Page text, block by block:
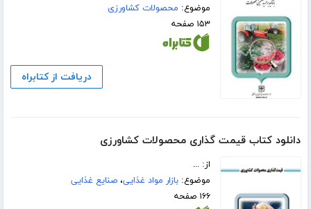
موضوع: محصولات کشاورزی
۱۵۳ صفحه
دریافت از کتابراه
دانلود کتاب قیمت گذاری محصولات کشاورزی
از: ...
موضوع:بازار مواد غذایی،صنایع غذایی
۱۶۶ صفحه